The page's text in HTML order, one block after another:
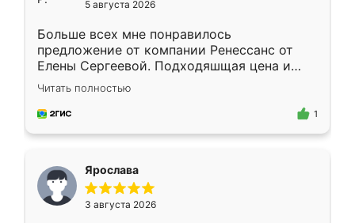
5 августа 2026
Больше всех мне понравилось
предложение от компании Ренессанс от
Елены Сергеевой. Подходяшщая цена и
короткие сроки изготовления. Приехавший
для замера сотрудник Владислав
предложил по моему эскизу самый
Читать полностью
1
Ярослава
3 августа 2026